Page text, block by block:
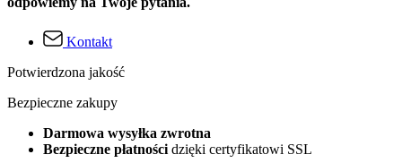
Kontakt
Potwierdzona jakość
Bezpieczne zakupy
Darmowa wysyłka zwrotna
Bezpieczne płatności dzięki certyfikatowi SSL